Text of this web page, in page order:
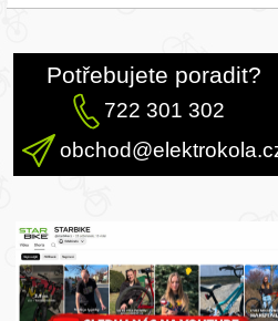
Potřebujete poradit?
722 301 302